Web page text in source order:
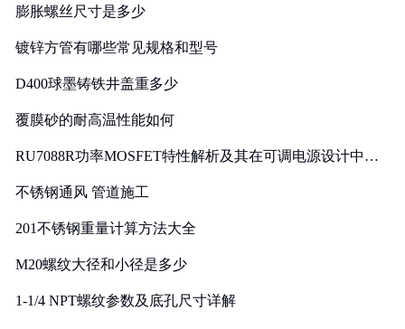
膨胀螺丝尺寸是多少
镀锌方管有哪些常见规格和型号
D400球墨铸铁井盖重多少
覆膜砂的耐高温性能如何
RU7088R功率MOSFET特性解析及其在可调电源设计中的
不锈钢通风 管道施工
201不锈钢重量计算方法大全
M20螺纹大径和小径是多少
1-1/4 NPT螺纹参数及底孔尺寸详解